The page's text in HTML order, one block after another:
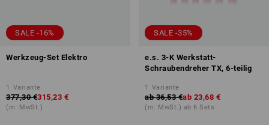
SALE -16%
Werkzeug-Set Elektro
1 Variante
377,30 €315,23 €
(m. MwSt.)
SALE -35%
e.s. 3-K Werkstatt-
Schraubendreher TX, 6-teilig
1 Variante
ab 36,53 €ab 23,68 €
(m. MwSt.) ab 6 Sets